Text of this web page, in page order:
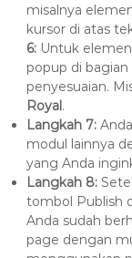
misalnya
kursor di atas
6:Untuk elemen
popup di
penyesuaian.
Royal.
Langkah 7:
modul lainnya
yang Anda
Langkah 8:
tombol Publish
Anda sudah
page dengan